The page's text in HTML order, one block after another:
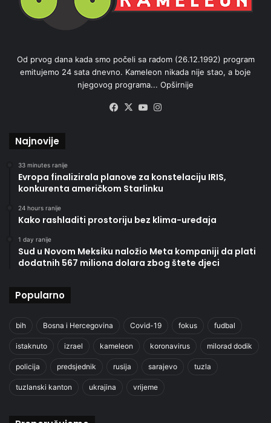
Od prvog dana kada smo počeli sa radom (26.12.1992) program
emitujemo 24 sata dnevno. Kameleon nikada nije stao, a boje
njegovog programa... Opširnije
Facebook
X YouTube
Najnovije
33 minutes ranije
Evropa finalizirala planove za konstelaciju IRIS,
konkurenta američkom Starlinku
24 hours ranije
Kako rashladiti prostoriju bez klima-uređaja
1 day ranije
Sud u Novom Meksiku naložio Meta kompaniji da plati
dodatnih 567 miliona dolara zbog štete djeci
Popularno
bih Bosna i Hercegovina Covid-19 fokus fudbal
istaknuto izrael kameleon koronavirus milorad dodik
policija predsjednik rusija sarajevo tuzla
tuzlanski kanton ukrajina vrijeme